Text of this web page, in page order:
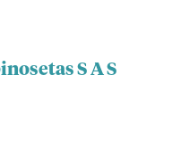
S A S